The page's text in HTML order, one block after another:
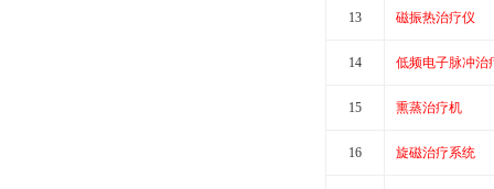
13 磁振热治疗仪
14 低频电子脉冲治
15 熏蒸治疗机
16 旋磁治疗系统